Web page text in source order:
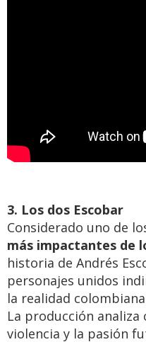
3. Los dos Escobar
Considerado uno de
más impactantes de
historia de Andrés
personajes unidos
la realidad
La producción
violencia y la pasión